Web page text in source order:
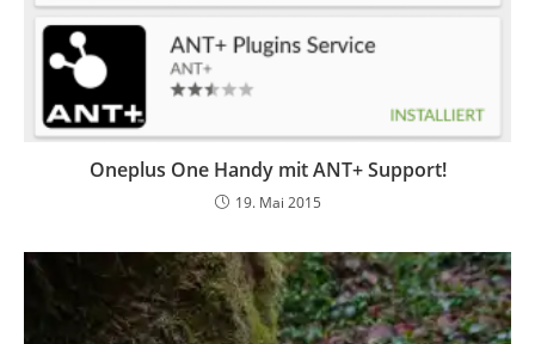
Oneplus One Handy mit ANT+ Support!
19. Mai 2015